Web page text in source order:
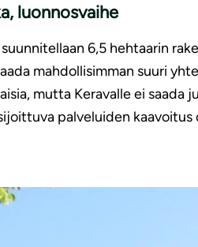
luonnosvaihe
6,5 hehtaarin
mahdollisimman suuri
mutta Keravalle ei saada
palveluiden